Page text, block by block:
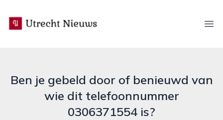
utrecht-nieuws.nl
Ben je gebeld door of benieuwd van
wie dit telefoonnummer
0306371554 is?